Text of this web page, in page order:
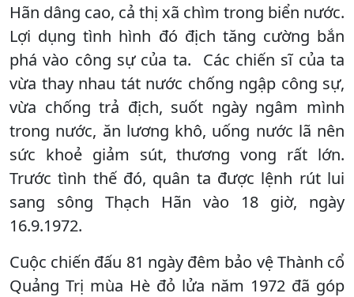
Hãn dâng cao, cả thị xã chìm trong biển nước.
Lợi dụng tình hình đó địch tăng cường bắn
phá vào công sự của ta. Các chiến sĩ của ta
vừa thay nhau tát nước chống ngập công sự,
vừa chống trả địch, suốt ngày ngâm mình
trong nước, ăn lương khô, uống nước lã nên
sức khoẻ giảm sút, thương vong rất lớn.
Trước tình thế đó, quân ta được lệnh rút lui
sang sông Thạch Hãn vào 18 giờ, ngày
16.9.1972.
Cuộc chiến đấu 81 ngày đêm bảo vệ Thành cổ
Quảng Trị mùa Hè đỏ lửa năm 1972 đã góp